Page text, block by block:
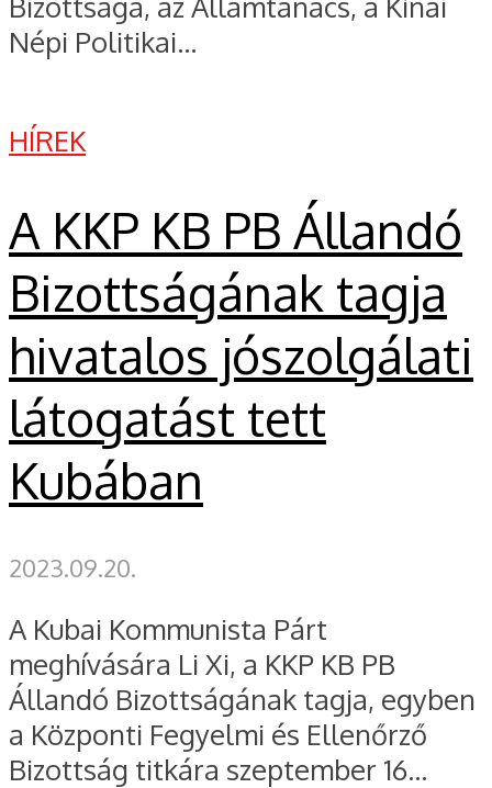
Népi Politikai...
HÍREK
A KKP KB PB Állandó
Bizottságának tagja
hivatalos jószolgálati
látogatást tett
Kubában
2023.09.20.
A Kubai Kommunista Párt
meghívására Li Xi, a KKP KB PB
Állandó Bizottságának tagja, egyben
a Központi Fegyelmi és Ellenőrző
Bizottság titkára szeptember 16...